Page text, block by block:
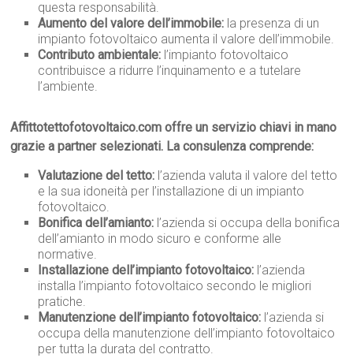
questa responsabilità.
Aumento del valore dell’immobile: la presenza di un
impianto fotovoltaico aumenta il valore dell’immobile.
Contributo ambientale: l’impianto fotovoltaico
contribuisce a ridurre l’inquinamento e a tutelare
l’ambiente.
Affittotettofotovoltaico.com offre un servizio chiavi in mano
grazie a partner selezionati. La consulenza comprende:
Valutazione del tetto: l’azienda valuta il valore del tetto
e la sua idoneità per l’installazione di un impianto
fotovoltaico.
Bonifica dell’amianto: l’azienda si occupa della bonifica
dell’amianto in modo sicuro e conforme alle
normative.
Installazione dell’impianto fotovoltaico: l’azienda
installa l’impianto fotovoltaico secondo le migliori
pratiche.
Manutenzione dell’impianto fotovoltaico: l’azienda si
occupa della manutenzione dell’impianto fotovoltaico
per tutta la durata del contratto.